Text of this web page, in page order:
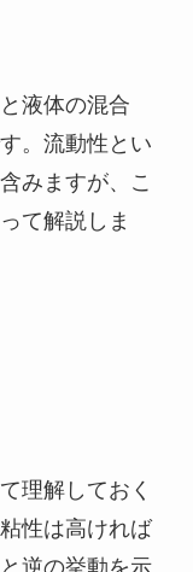
液体の混合
。流動性とい
みますが、こ
て解説しま
理解しておく
性は高ければ